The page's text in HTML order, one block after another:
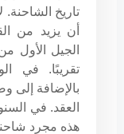
تاريخ
أن يزيد من
الجيل الأول
تقريبًا. في
بالإضافة إلى
العقد. في
هذه مجرد